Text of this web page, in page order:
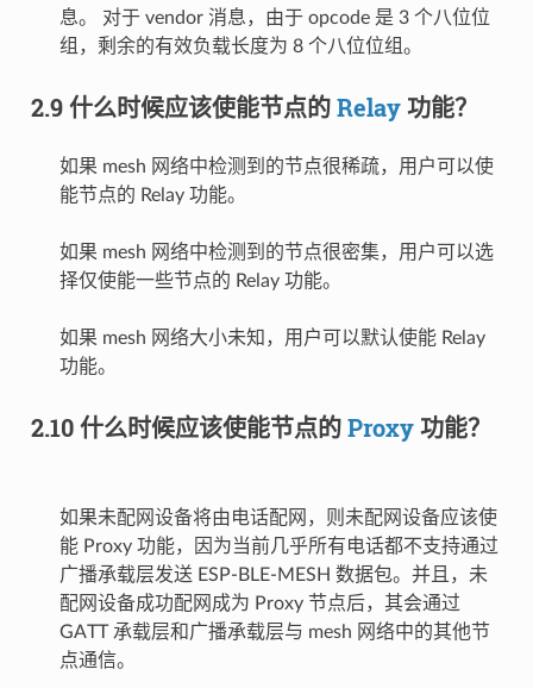
息。 对于 vendor 消息，由于 opcode 是 3 个八位位
组，剩余的有效负载长度为 8 个八位位组。
2.9 什么时候应该使能节点的Relay功能？
如果 mesh 网络中检测到的节点很稀疏，用户可以使
能节点的 Relay 功能。
如果 mesh 网络中检测到的节点很密集，用户可以选
择仅使能一些节点的 Relay 功能。
如果 mesh 网络大小未知，用户可以默认使能 Relay
功能。
2.10 什么时候应该使能节点的Proxy功能？
如果未配网设备将由电话配网，则未配网设备应该使
能 Proxy 功能，因为当前几乎所有电话都不支持通过
广播承载层发送 ESP-BLE-MESH 数据包。并且，未
配网设备成功配网成为 Proxy 节点后，其会通过
GATT 承载层和广播承载层与 mesh 网络中的其他节
点通信。